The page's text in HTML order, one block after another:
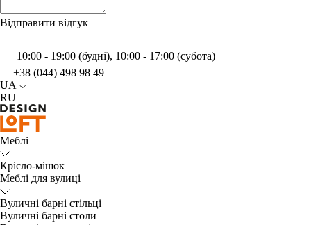
Відправити відгук
10:00 - 19:00 (будні), 10:00 - 17:00 (субота)
+38 (044) 498 98 49
UA
RU
Меблі
Крісло-мішок
Меблі для вулиці
Вуличні барні стільці
Вуличні барні столи